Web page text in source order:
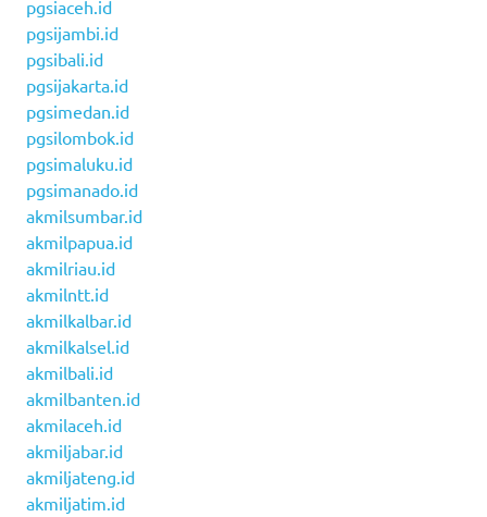
pgsiaceh.id
pgsijambi.id
pgsibali.id
pgsijakarta.id
pgsimedan.id
pgsilombok.id
pgsimaluku.id
pgsimanado.id
akmilsumbar.id
akmilpapua.id
akmilriau.id
akmilntt.id
akmilkalbar.id
akmilkalsel.id
akmilbali.id
akmilbanten.id
akmilaceh.id
akmiljabar.id
akmiljateng.id
akmiljatim.id